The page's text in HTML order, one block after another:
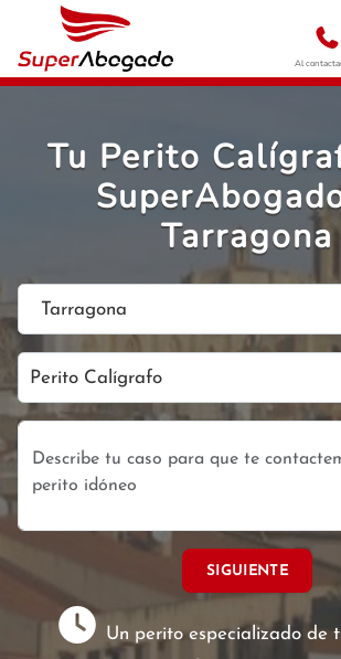
Al
Tu Perito
Tarragona
Tarragona
Perito Calígrafo
SIGUIENTE
Un perito especializado de